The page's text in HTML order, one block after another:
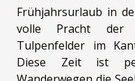
Frühjahrsurlaub in
volle Pracht der
Tulpenfelder im
Diese Zeit ist